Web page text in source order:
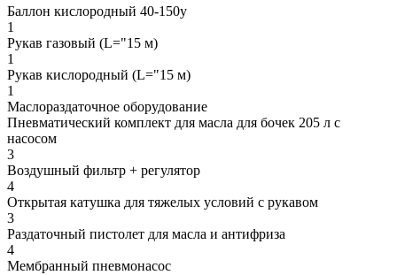
Баллон кислородный 40-150у
1
Рукав газовый (L="15 м)
1
Рукав кислородный (L="15 м)
1
Маслораздаточное оборудование
Пневматический комплект для масла для бочек 205 л с
насосом
3
Воздушный фильтр + регулятор
4
Открытая катушка для тяжелых условий с рукавом
3
Раздаточный пистолет для масла и антифриза
4
Мембранный пневмонасос